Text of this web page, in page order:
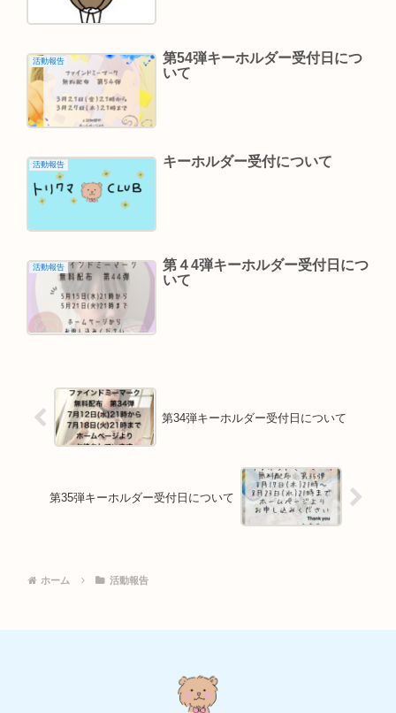
活動報告
第54弾キーホルダー受付日につ
いて
活動報告 キーホルダー受付について
活動報告
第４4弾キーホルダー受付日につ
いて
第34弾キーホルダー受付日について
第35弾キーホルダー受付日について
ホーム 活動報告